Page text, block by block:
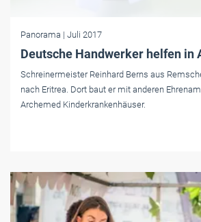
Panorama | Juli 2017
Deutsche Handwerker helfen in
Schreinermeister Reinhard Berns aus
nach Eritrea. Dort baut er mit anderen
Archemed Kinderkrankenhäuser.